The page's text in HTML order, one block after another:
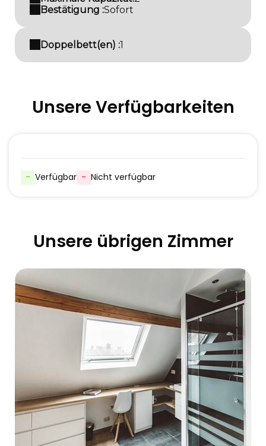
Bestätigung :Sofort
Doppelbett(en) :1
Unsere Verfügbarkeiten
- Verfügbar - Nicht verfügbar
Unsere übrigen Zimmer